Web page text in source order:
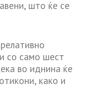
што ќе се
со само шест
во иднина ќе
како и